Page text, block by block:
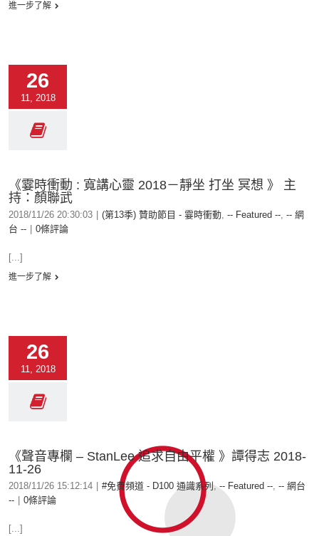
進一步了解
26
11, 2018
《霎時衝動 : 寬講心靈 2018－靜坐 打坐 冥想 》 主
持：顏聯武
2018/11/26 20:30:03 (第13季) 贊助節目 - 霎時衝動, -- Featured --, -- 網
台 --
0條評論
[...]
進一步了解
26
11, 2018
《聲音專欄 – StanLee 追求自由平權 》譚得志 2018-
11-26
2018/11/26 15:12:14 #免費頻道 - D100 通識系列,-- Featured --, -- 網台
--
0條評論
[...]